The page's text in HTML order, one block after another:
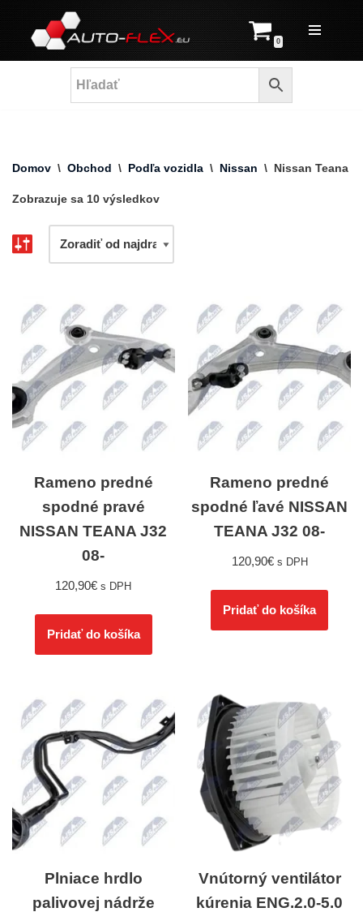
Prejsť
na
0
Domov \ Obchod \ Podľa vozidla \ Nissan \ Nissan Teana
Zobrazuje sa 10 výsledkov
Rameno predné
spodné pravé
NISSAN TEANA J32
08-
120,90€ s DPH
Pridať do košíka
Rameno predné
spodné ľavé NISSAN
TEANA J32 08-
120,90€ s DPH
Pridať do košíka
Plniace hrdlo
palivovej nádrže
Vnútorný ventilátor
kúrenia ENG.2.0-5.0